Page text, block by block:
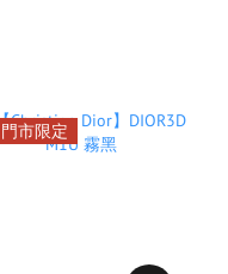
門市限定